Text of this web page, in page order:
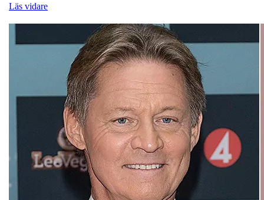
Läs vidare